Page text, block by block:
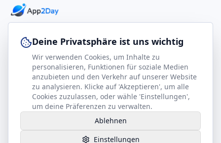
footer.company
Kontakt
Partner werden
Gesundheits-Kompass
Rechtliches
Impressum
Datenschutz
AGB
Deine Privatsphäre ist uns wichtig
Wir verwenden Cookies, um Inhalte zu
personalisieren, Funktionen für soziale Medien
anzubieten und den Verkehr auf unserer Website
zu analysieren. Klicke auf 'Akzeptieren', um alle
Cookies zuzulassen, oder wähle 'Einstellungen',
um deine Präferenzen zu verwalten.
Ablehnen
Einstellungen
Hilfe benötigt?